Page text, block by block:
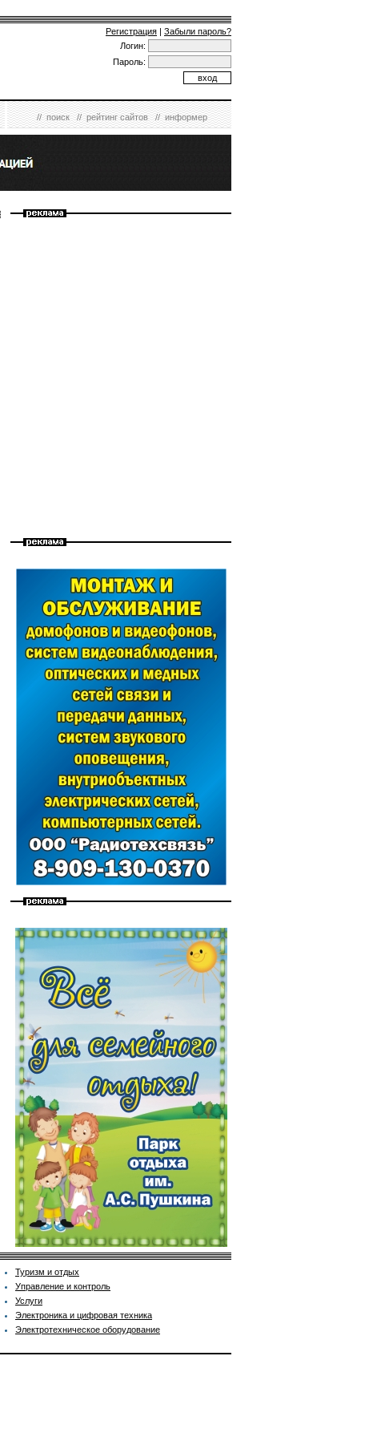
Регистрация | Забыли пароль?
Логин:
Пароль:
//поиск//рейтинг сайтов//информер
Туризм и отдых
Управление и контроль
Услуги
Электроника и цифровая техника
Электротехническое оборудование